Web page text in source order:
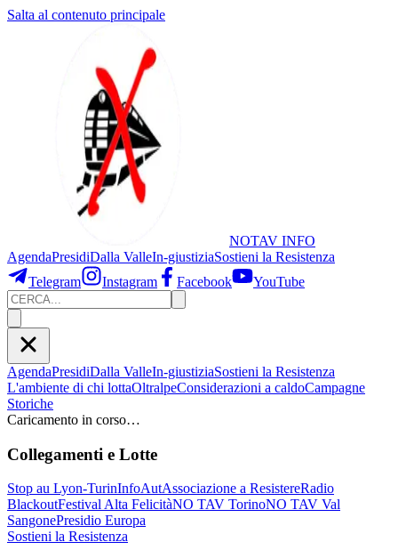
Salta al contenuto principale
NOTAV INFO
AgendaPresidiDalla ValleIn-giustiziaSostieni la Resistenza
Telegram
Instagram Facebook YouTube
AgendaPresidiDalla ValleIn-giustiziaSostieni la Resistenza
L'ambiente di chi lottaOltralpeConsiderazioni a caldoCampagne
Storiche
Caricamento in corso…
Collegamenti e Lotte
Stop au Lyon-TurinInfoAutAssociazione a ResistereRadio
BlackoutFestival Alta FelicitàNO TAV TorinoNO TAV Val
SangonePresidio Europa
Sostieni la Resistenza